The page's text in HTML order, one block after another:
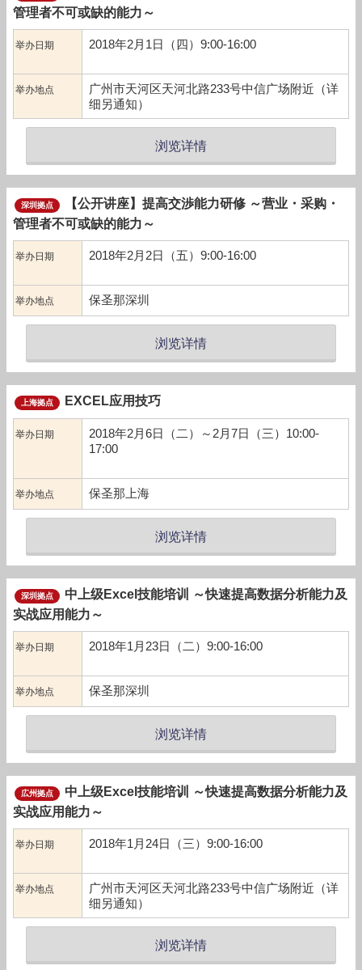
管理者不可或缺的能力～
举办日期 2018年2月1日（四）9:00-16:00
举办地点
广州市天河区天河北路233号中信广场附近（详
细另通知）
浏览详情
深圳拠点
【公开讲座】提高交渉能力研修 ～营业・采购・
管理者不可或缺的能力～
举办日期 2018年2月2日（五）9:00-16:00
举办地点 保圣那深圳
浏览详情
上海拠点 EXCEL应用技巧
举办日期
2018年2月6日（二）～2月7日（三）10:00-
17:00
举办地点 保圣那上海
浏览详情
深圳拠点
中上级Excel技能培训 ～快速提高数据分析能力及
实战应用能力～
举办日期 2018年1月23日（二）9:00-16:00
举办地点 保圣那深圳
浏览详情
広州拠点
中上级Excel技能培训 ～快速提高数据分析能力及
实战应用能力～
举办日期 2018年1月24日（三）9:00-16:00
举办地点
广州市天河区天河北路233号中信广场附近（详
细另通知）
浏览详情